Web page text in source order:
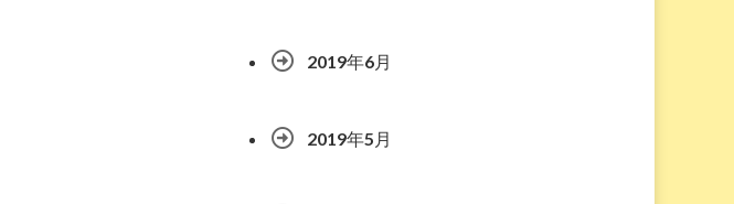
2019年6月
2019年5月